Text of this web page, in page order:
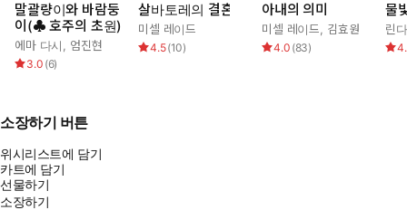
말괄량이와 바람둥
이(♣ 호주의 초원)
에마 다시, 엄진현
3.0 (6)
살바토레의 결혼
미셀 레이드
4.5(10)
아내의 의미
미셀 레이드, 김효원
4.0 (83)
물
린
소장하기 버튼
위시리스트에 담기
카트에 담기
선물하기
소장하기